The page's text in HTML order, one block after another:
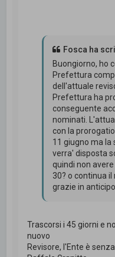
Fosca ha
Buongiorno, ho
Prefettura
dell'attuale
Prefettura ha
conseguente
nominati.
con la
11 giugno ma la
verra' disposta
quindi non
30? o continua
grazie in anticipo
Trascorsi i 45 giorni e
nuovo
Revisore, l'Ente è